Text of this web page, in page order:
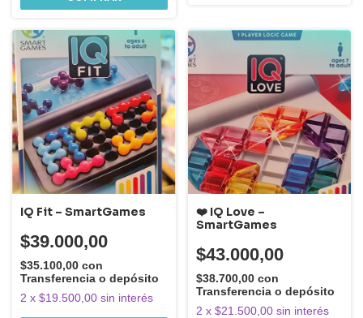
IQ Fit – SmartGames
$39.000,00
$35.100,00 con
Transferencia o depósito
2 x $19.500,00 sin interés
❤️ IQ Love –
SmartGames
$43.000,00
$38.700,00 con
Transferencia o depósito
2 x $21.500,00 sin interés